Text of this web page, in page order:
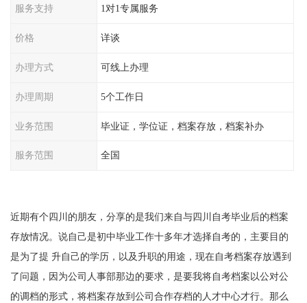
服务支持 1对1专属服务
价格 详谈
办理方式 可线上办理
办理周期 5个工作日
业务范围 毕业证，学位证，档案存放，档案补办
服务范围 全国
近期有个四川的朋友，分享的是我们来自与四川自考毕业后的档案
存放情况。说自己是初中毕业工作十多年才选择自考的，主要目的
是为了提 升自己的学历，以及升职的用途，现在自考档案存放遇到
了问题，因为公司人事部那边的要求，是要我将自考档案以公对公
的调档的形式，将档案存放到公司合作存档的人才中心才行。那么